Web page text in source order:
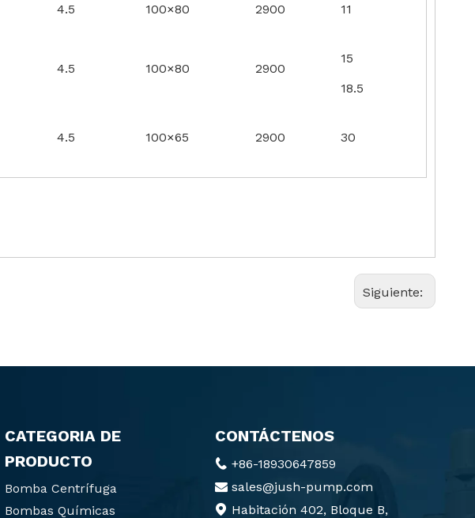
4.5 100×80 2900 11
4.5 100×80 2900
15
18.5
4.5 100×65 2900 30
Siguiente:
CATEGORIA DE
PRODUCTO
Bomba Centrífuga
Bombas Químicas
CONTÁCTENOS
 +86-18930647859
 sales@jush-pump.com
 Habitación 402, Bloque B,